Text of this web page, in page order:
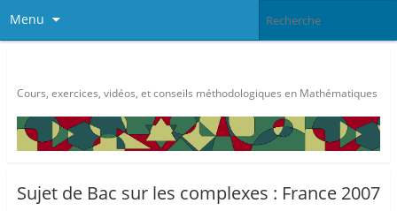
Menu
Cours, exercices, vidéos, et conseils méthodologiques en Mathématiques
Sujet de Bac sur les complexes : France 2007